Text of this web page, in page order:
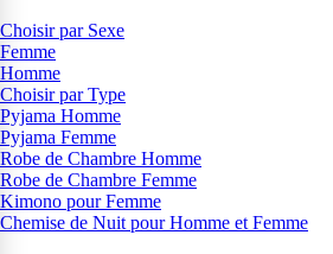
Choisir par Sexe
Femme
Homme
Choisir par Type
Pyjama Homme
Pyjama Femme
Robe de Chambre Homme
Robe de Chambre Femme
Kimono pour Femme
Chemise de Nuit pour Homme et Femme